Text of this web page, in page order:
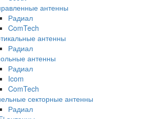
антенны
Радиал
ComTech
антенны
Радиал
антенны
Радиал
Icom
ComTech
секторные антенны
Радиал